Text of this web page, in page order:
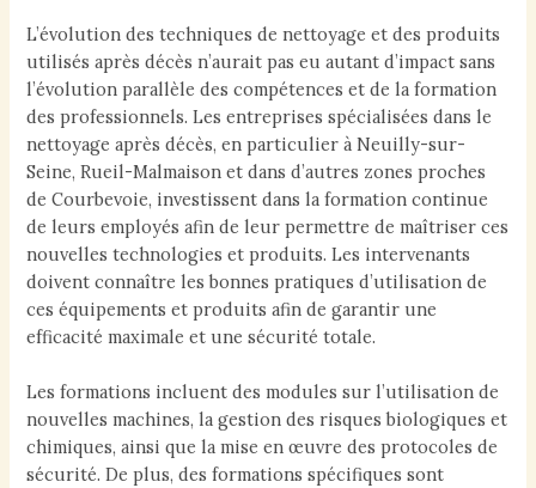
L’évolution des techniques de nettoyage et des produits
utilisés après décès n’aurait pas eu autant d’impact sans
l’évolution parallèle des compétences et de la formation
des professionnels. Les entreprises spécialisées dans le
nettoyage après décès, en particulier à Neuilly-sur-
Seine, Rueil-Malmaison et dans d’autres zones proches
de Courbevoie, investissent dans la formation continue
de leurs employés afin de leur permettre de maîtriser ces
nouvelles technologies et produits. Les intervenants
doivent connaître les bonnes pratiques d’utilisation de
ces équipements et produits afin de garantir une
efficacité maximale et une sécurité totale.
Les formations incluent des modules sur l’utilisation de
nouvelles machines, la gestion des risques biologiques et
chimiques, ainsi que la mise en œuvre des protocoles de
sécurité. De plus, des formations spécifiques sont